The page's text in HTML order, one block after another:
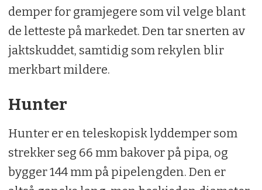
demper for gramjegere som vil velge blant
de letteste på markedet. Den tar snerten av
jaktskuddet, samtidig som rekylen blir
merkbart mildere.
Hunter
Hunter er en teleskopisk lyddemper som
strekker seg 66 mm bakover på pipa, og
bygger 144 mm på pipelengden. Den er